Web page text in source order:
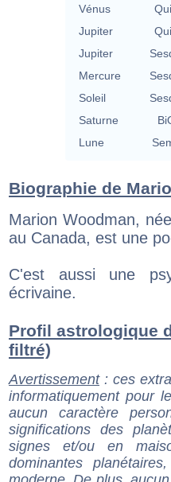
Vénus
Jupiter
Jupiter
Mercure
Soleil
Saturne
Lune
Biographie de
Marion Woodman,
au Canada, est une
C'est aussi une
écrivaine.
Profil astrologique
filtré)
Avertissement: ces
informatiquement pour
aucun caractère
significations des
signes et/ou en
dominantes